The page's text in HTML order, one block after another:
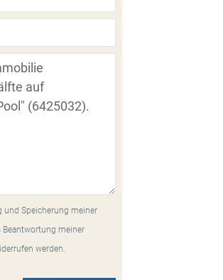
und Speicherung meiner
Beantwortung meiner
werden.